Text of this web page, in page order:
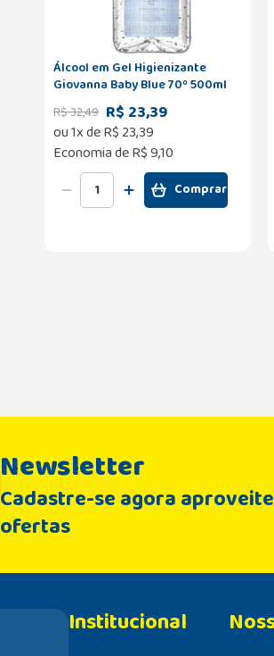
Álcool em Gel Higienizante
Giovanna Baby Blue 70º 500ml
R$32,49 R$ 23,39
ou1x deR$ 23,39
Economia deR$ 9,10
Comprar
Newsletter
Cadastre-se agora
ofertas
Institucional